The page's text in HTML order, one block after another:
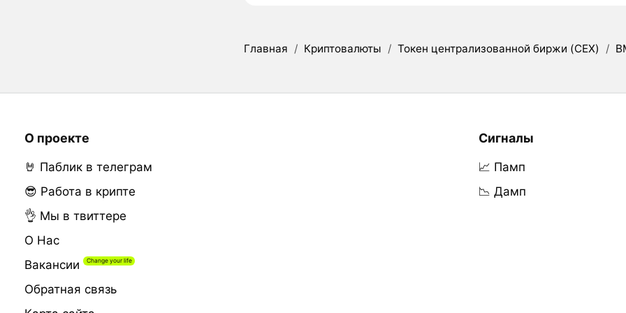
Главная / Криптовалюты / Токен централизованной биржи (CEX) /
О проекте
🤘 Паблик в телеграм
😎 Работа в крипте
👌 Мы в твиттере
О Нас
Вакансии
Обратная связь
Сигналы
📈 Памп
📉 Дамп